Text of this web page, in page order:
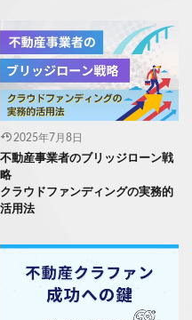
2025年7月8日
不動産事業者のブリッジローン戦
略
クラウドファンディングの実務的
活用法